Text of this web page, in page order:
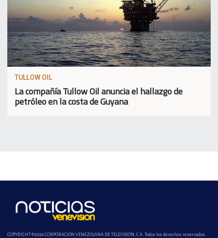
TULLOW OIL
La compañía Tullow Oil anuncia el hallazgo de
petróleo en la costa de Guyana
COPYRIGHT ©2026 CORPORACIÓN VENEZOLANA DE TELEVISION, C.A. Todos los derechos reservados.